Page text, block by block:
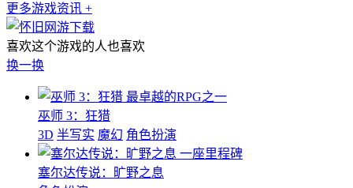
更多游戏资讯 +
喜欢这个游戏的人也喜欢
换一换
最卓越的RPG之一
巫师 3：狂猎
3D 半写实 魔幻 角色扮演
一座里程碑
塞尔达传说：旷野之息